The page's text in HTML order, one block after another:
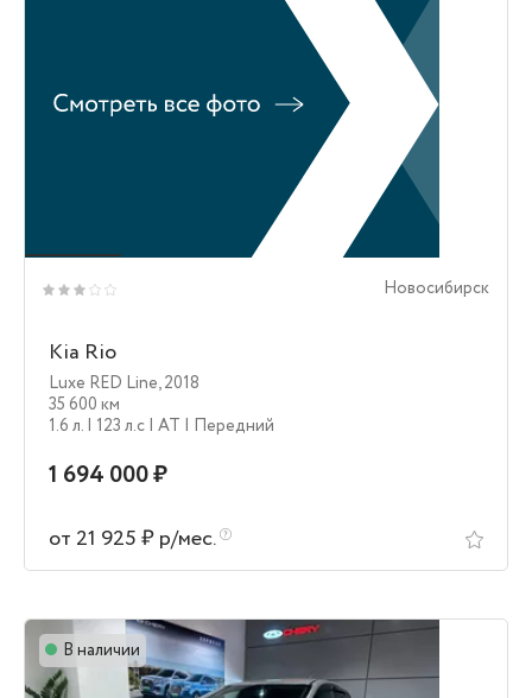
Новосибирск
Kia Rio
Luxe RED Line,2018
35 600 км
1.6 л. | 123 л.c | AT | Передний
1 694 000 ₽
от 21 925 ₽ р/мес.
В наличии